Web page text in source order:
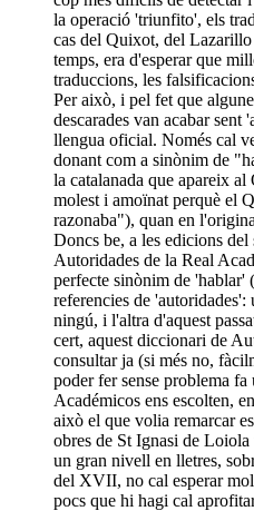
la operació 'triunfito', els
cas del Quixot, del
temps, era d'esperar que
traduccions, les
Per això, i pel fet que
descarades van acabar sent
llengua oficial. Només cal
donant com a sinònim de
la catalanada que apareix
molest i amoïnat perquè el
razonaba"), quan en
Doncs be, a les edicions
Autoridades de la Real
perfecte sinònim de 'hablar'
referencies de
ningú, i l'altra d'aquest
cert, aquest diccionari de
consultar ja (si més no,
poder fer sense problema
Académicos ens escolten,
això el que volia remarcar
obres de St Ignasi de Loiola
un gran nivell en lletres,
del XVII, no cal esperar
pocs que hi hagi cal